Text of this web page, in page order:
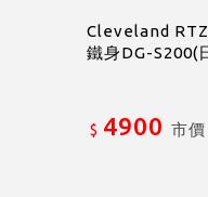
Cleveland
鐵身DG-S200(
$ 4900 市